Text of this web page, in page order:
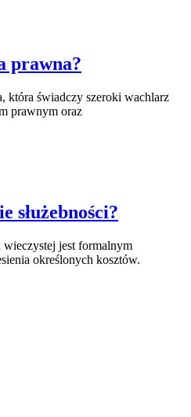
prawna?
która świadczy szeroki wachlarz
prawnym oraz
służebności?
wieczystej jest formalnym
określonych kosztów.